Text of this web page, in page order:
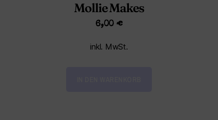
Mollie Makes
6,00 €
inkl. MwSt.